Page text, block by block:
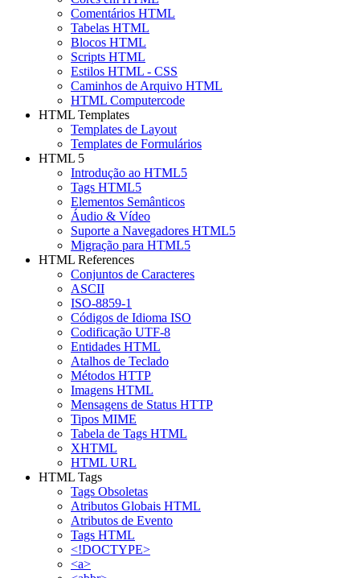
Comentários HTML
Tabelas HTML
Blocos HTML
Scripts HTML
Estilos HTML - CSS
Caminhos de Arquivo HTML
HTML Computercode
HTML Templates
Templates de Layout
Templates de Formulários
HTML 5
Introdução ao HTML5
Tags HTML5
Elementos Semânticos
Áudio & Vídeo
Suporte a Navegadores HTML5
Migração para HTML5
HTML References
Conjuntos de Caracteres
ASCII
ISO-8859-1
Códigos de Idioma ISO
Codificação UTF-8
Entidades HTML
Atalhos de Teclado
Métodos HTTP
Imagens HTML
Mensagens de Status HTTP
Tipos MIME
Tabela de Tags HTML
XHTML
HTML URL
HTML Tags
Tags Obsoletas
Atributos Globais HTML
Atributos de Evento
Tags HTML
<!DOCTYPE>
<a>